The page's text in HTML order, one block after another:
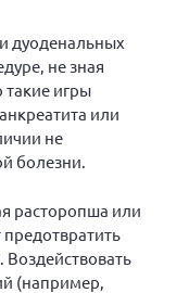
дуоденальных
не зная
такие игры
или
не
болезни.
расторопша или
(например,